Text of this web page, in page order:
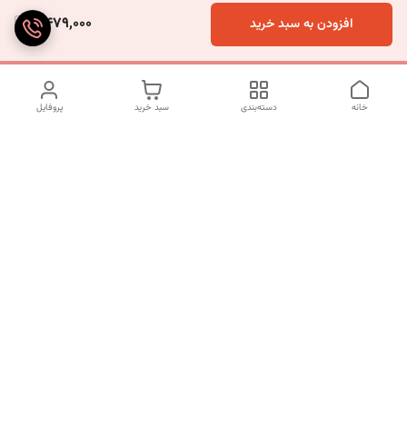
4,479,000 افزودن به سبد خرید
پروفایل سبد خرید دسته‌بندی خانه